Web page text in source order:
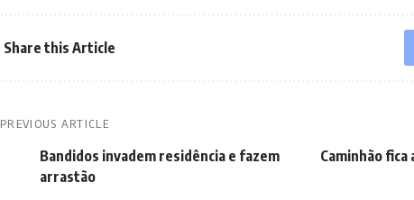
Share this Article
PREVIOUS ARTICLE
Bandidos invadem residência e fazem
arrastão
Caminhão